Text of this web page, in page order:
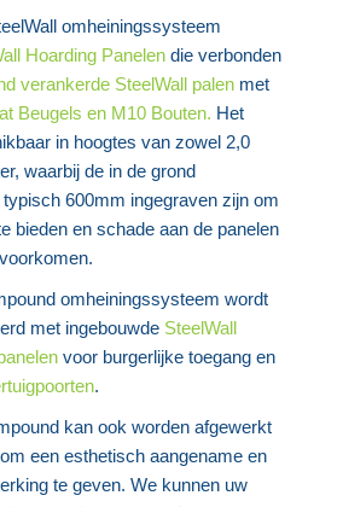
omheiningssysteem
Hoarding Panelen die verbonden
verankerde SteelWall palen met
Beugels en M10 Bouten. Het
in hoogtes van zowel 2,0
waarbij de in de grond
600mm ingegraven zijn om
bieden en schade aan de panelen
omheiningssysteem wordt
met ingebouwde SteelWall
voor burgerlijke toegang en
.
kan ook worden afgewerkt
een esthetisch aangename en
te geven. We kunnen uw